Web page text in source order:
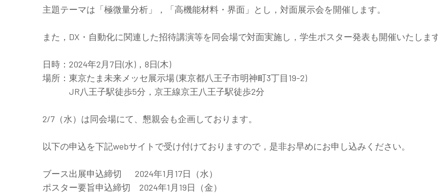
主題テーマは「極微量分析」，「高機能材料・界面」とし，対面展示会を開催します。
また，DX・自動化に関連した招待講演等を同会場で対面実施し，学生ポスター発表も開催いたしま
日時：2024年2月7日(水)，8日(木)
場所：東京たま未来メッセ展示場 (東京都八王子市明神町3丁目19-2)
JR八王子駅徒歩5分，京王線京王八王子駅徒歩2分
2/7（水）は同会場にて、懇親会も企画しております。
以下の申込を下記webサイトで受け付けておりますので，是非お早めにお申し込みください。
ブース出展申込締切 2024年1月17日（水）
ポスター要旨申込締切 2024年1月19日（金）